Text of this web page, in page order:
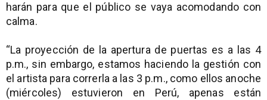
harán para que el público se vaya acomodando con
calma.
“La proyección de la apertura de puertas es a las 4
p.m., sin embargo, estamos haciendo la gestión con
el artista para correrla a las 3 p.m., como ellos anoche
(miércoles) estuvieron en Perú, apenas están